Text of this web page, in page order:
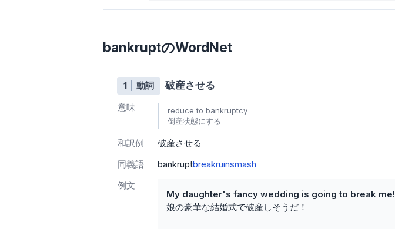
bankruptのWordNet
1 動詞 破産させる
意味
reduce to bankruptcy
倒産状態にする
和訳例
破産させる
同義語
bankruptbreakruinsmash
例文
My daughter's fancy wedding is going to break me!
娘の豪華な結婚式で破産しそうだ！